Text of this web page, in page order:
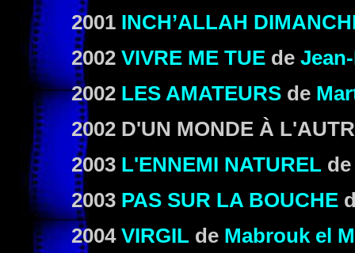
2001 INCH’ALLAH
2002 VIVRE ME TUE de
2002 LES AMATEURS de
2002 D'UN MONDE À
2003 L'ENNEMI NATUREL
2003 PAS SUR LA BOUCHE
2004 VIRGIL de Mabrouk el